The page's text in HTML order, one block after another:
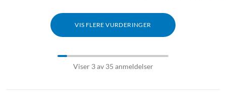
VIS FLERE VURDERINGER
Viser 3 av 35 anmeldelser